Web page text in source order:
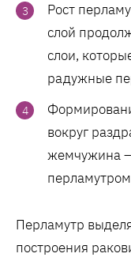
Рост
слой
слои,
радужные
вокруг
жемчужина
Перламутр
построения